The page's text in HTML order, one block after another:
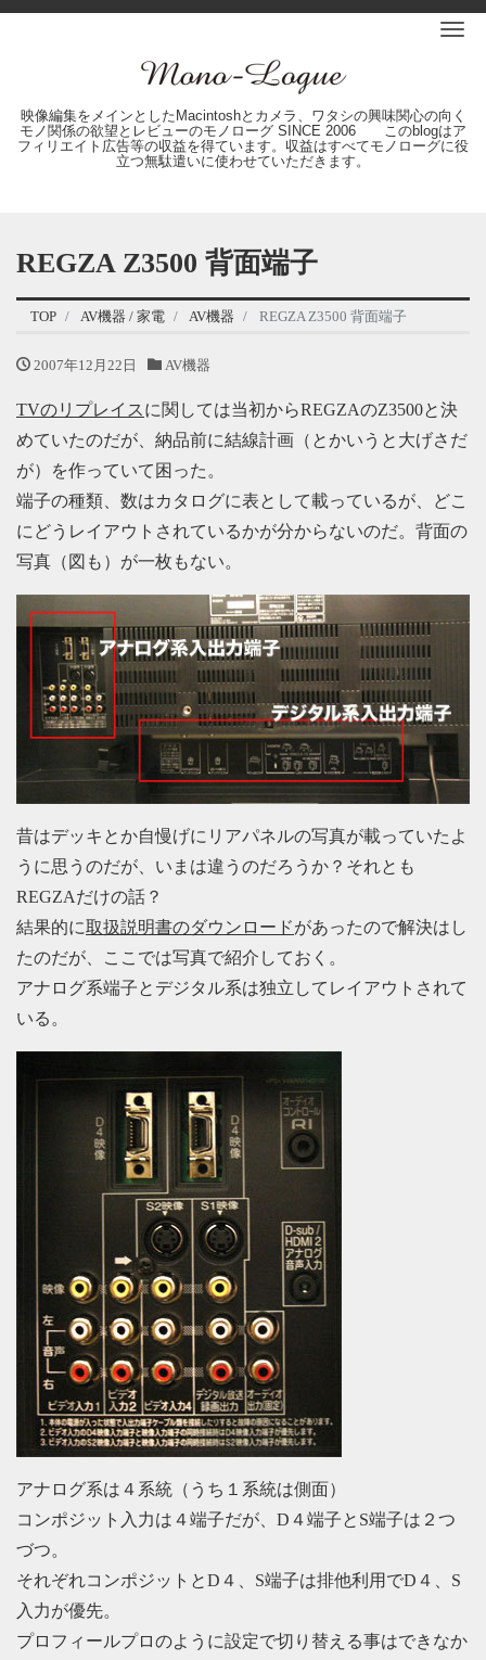
映像編集をメインとしたMacintoshとカメラ、ワタシの興味関心の向く
モノ関係の欲望とレビューのモノローグ SINCE 2006 このblogはア
フィリエイト広告等の収益を得ています。収益はすべてモノローグに役
立つ無駄遣いに使わせていただきます。
REGZA Z3500 背面端子
TOP AV機器 / 家電 AV機器 REGZA Z3500 背面端子
2007年12月22日 AV機器
TVのリプレイス に関しては当初からREGZAのZ3500と決
めていたのだが、納品前に結線計画（とかいうと大げさだ
が）を作っていて困った。
端子の種類、数はカタログに表として載っているが、どこ
にどうレイアウトされているかが分からないのだ。背面の
写真（図も）が一枚もない。
昔はデッキとか自慢げにリアパネルの写真が載っていたよ
うに思うのだが、いまは違うのだろうか？それとも
REGZAだけの話？
結果的に取扱説明書のダウンロードがあったので解決はし
たのだが、ここでは写真で紹介しておく。
アナログ系端子とデジタル系は独立してレイアウトされて
いる。
アナログ系は４系統（うち１系統は側面）
コンポジット入力は４端子だが、D４端子とS端子は２つ
づつ。
それぞれコンポジットとD４、S端子は排他利用でD４、S
入力が優先。
プロフィールプロのように設定で切り替える事はできなか